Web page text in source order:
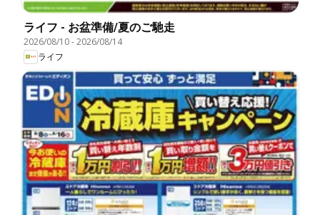
ライフ - お盆準備/夏のご馳走
2026/08/10-2026/08/14
ライフ